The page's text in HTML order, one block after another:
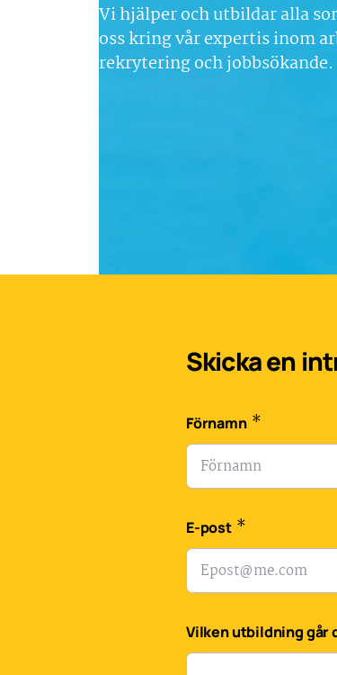
Vi hjälper och utbildar alla
oss kring vår expertis inom
rekrytering och jobbsökande.
Skicka en
Förnamn *
E-post *
Vilken utbildning går